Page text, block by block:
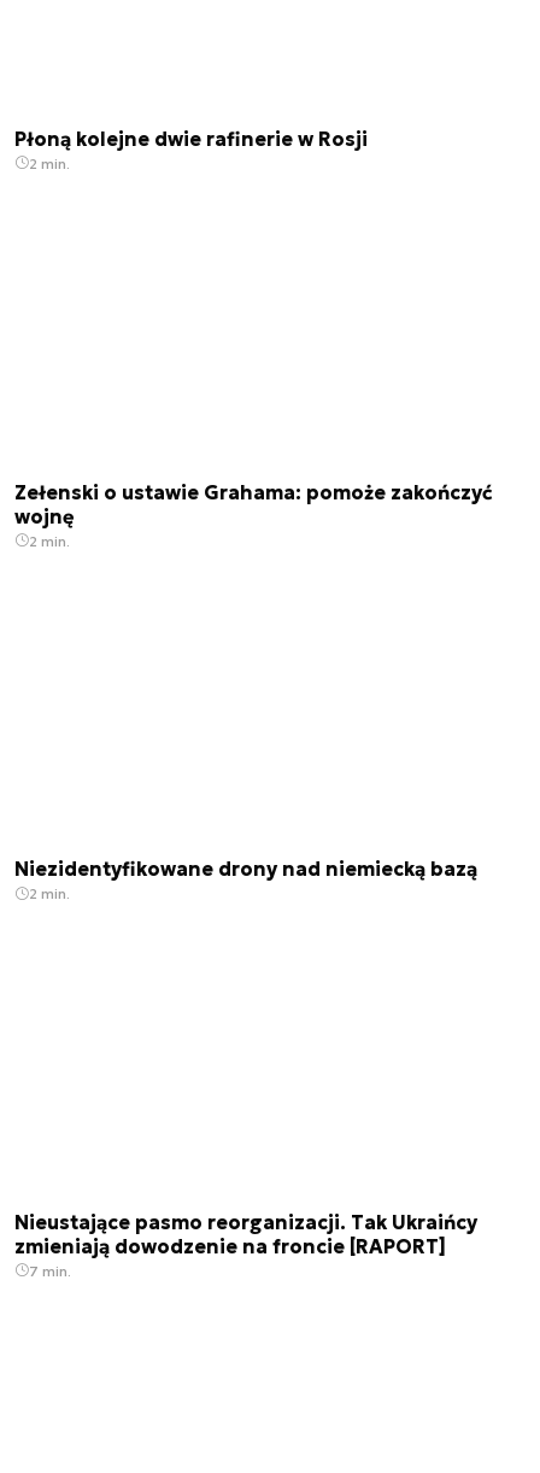
Płoną kolejne dwie rafinerie w Rosji
2 min.
Zełenski o ustawie Grahama: pomoże zakończyć
wojnę
2 min.
Niezidentyfikowane drony nad niemiecką bazą
2 min.
Nieustające pasmo reorganizacji. Tak Ukraińcy
zmieniają dowodzenie na froncie [RAPORT]
7 min.